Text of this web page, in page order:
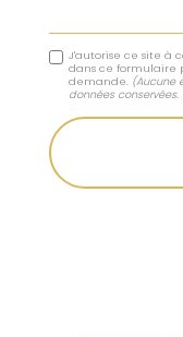
J'autorise ce site à
dans ce formulaire
demande. (Aucune
données conservées.